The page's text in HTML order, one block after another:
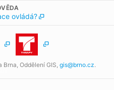
ovládá?
Oddělení GIS, gis@brno.cz.
SLEDOVAT MOJI POLOHU